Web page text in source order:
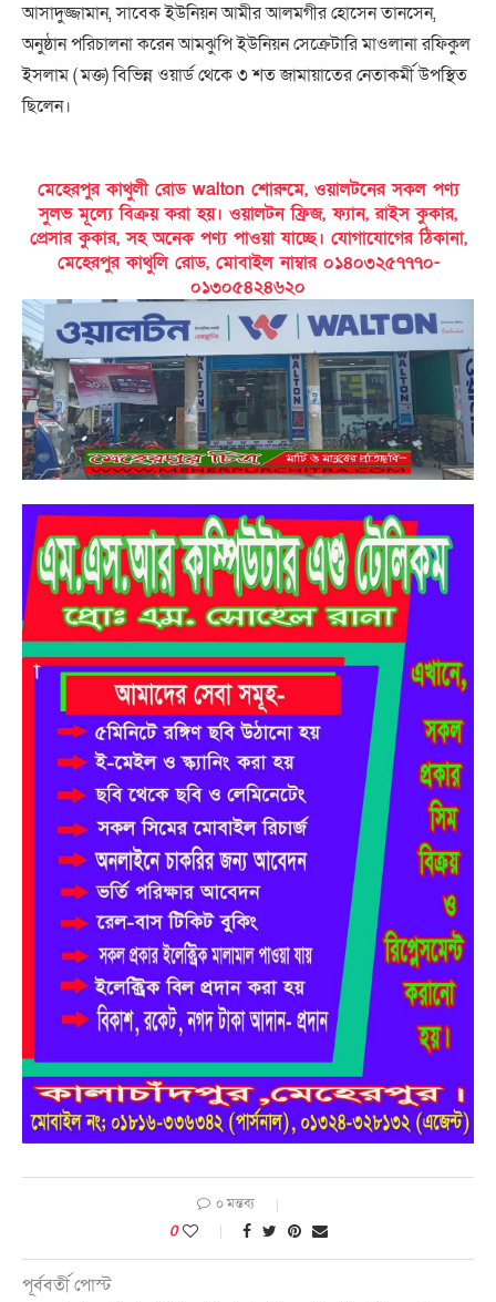
আসাদুজ্জামান, সাবেক ইউনিয়ন আমীর আলমগীর হোসেন তানসেন,
অনুষ্ঠান পরিচালনা করেন আমঝুপি ইউনিয়ন সেক্রেটারি মাওলানা রফিকুল
ইসলাম ( মক্ত) বিভিন্ন ওয়ার্ড থেকে ৩ শত জামায়াতের নেতাকর্মী উপস্থিত
ছিলেন।
মেহেরপুর কাথুলী রোড walton শোরুমে, ওয়ালটনের সকল পণ্য
সুলভ মূল্যে বিক্রয় করা হয়। ওয়ালটন ফ্রিজ, ফ্যান, রাইস কুকার,
প্রেসার কুকার, সহ অনেক পণ্য পাওয়া যাচ্ছে। যোগাযোগের ঠিকানা,
মেহেরপুর কাথুলি রোড, মোবাইল নাম্বার ০১৪০৩২৫৭৭৭০-
০১৩০৫৪২৪৬২০
০ মন্তব্য
0
পূর্ববর্তী পোস্ট